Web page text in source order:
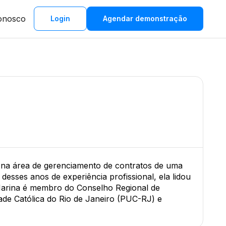
Login Agendar demonstração
área de gerenciamento de contratos de uma
anos de experiência profissional, ela lidou
é membro do Conselho Regional de
Católica do Rio de Janeiro (PUC-RJ) e